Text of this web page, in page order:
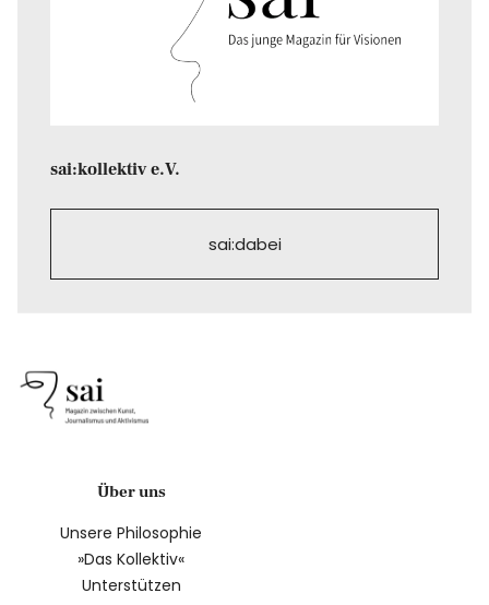
sai:kollektiv e.V.
sai:dabei
Über uns
Unsere Philosophie
»Das Kollektiv«
Unterstützen